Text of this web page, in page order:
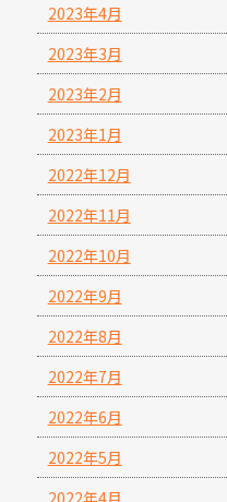
2023年4月
2023年3月
2023年2月
2023年1月
2022年12月
2022年11月
2022年10月
2022年9月
2022年8月
2022年7月
2022年6月
2022年5月
2022年4月